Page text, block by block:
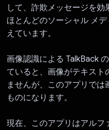
して、詐欺メッセージを効
ほとんどのソーシャル メ
えています。
画像認識による TalkBack
ていると、画像がテキス
ませんが、このアプリで
ものになります。
現在、このアプリはアルフ